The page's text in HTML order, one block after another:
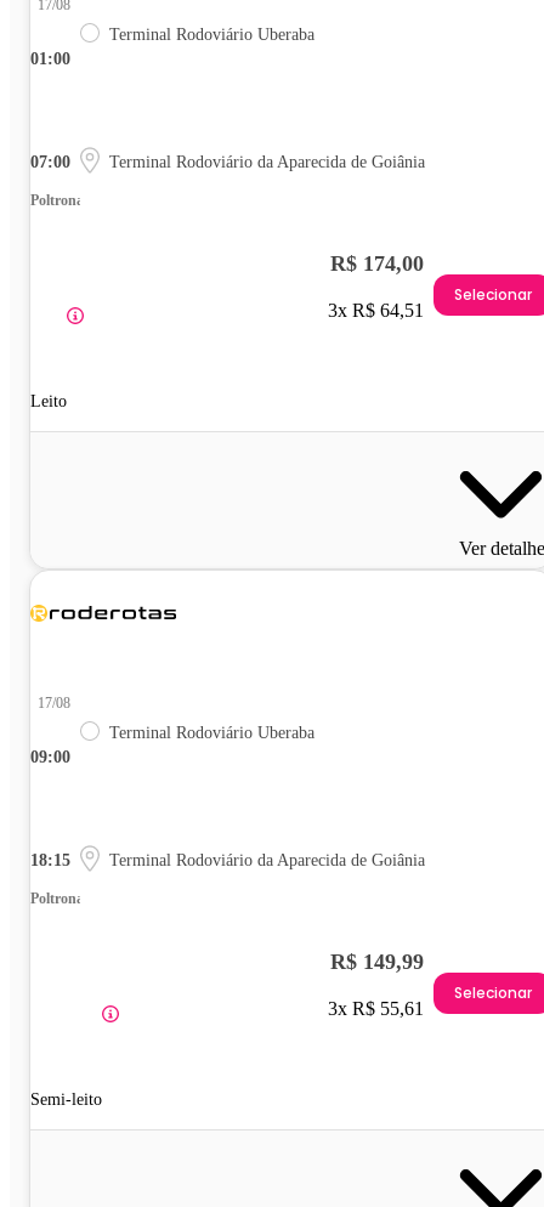
01:00
17/08
Terminal Rodoviário Uberaba
07:00 Terminal Rodoviário da Aparecida de Goiânia
Poltrona
Leito
R$ 174,00
3x R$ 64,51
Selecionar
Ver
09:00
17/08
Terminal Rodoviário Uberaba
18:15 Terminal Rodoviário da Aparecida de Goiânia
Poltrona
Semi-leito
R$ 149,99
3x R$ 55,61
Selecionar